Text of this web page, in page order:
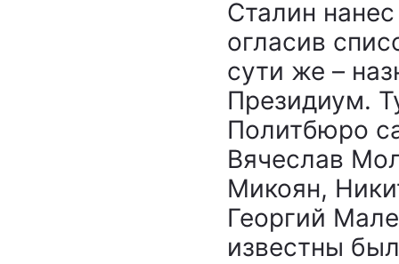
Сталин
огласив
сути же –
Президиум.
Политбюро
Вячеслав
Микоян,
Георгий
известны